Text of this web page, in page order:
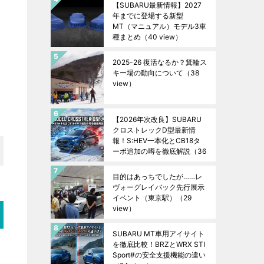
【SUBARU最新情報】2027
年までに登場する新型
MT（マニュアル）モデル3車
種まとめ （40 view）
2025-26 復活なるか？箕輪ス
キー場の動向について （38
view）
【2026年次改良】SUBARU
クロストレックD型最新情
報！S:HEV一本化とCB18タ
ーボ追加の噂を徹底解説 （36
目的はあっちでしたが……レ
ヴォーグレイバック先行展示
イベント（東京駅）
（29
view）
SUBARU MT車用アイサイト
を徹底比較！BRZとWRX STI
Sport#の安全支援機能の違い